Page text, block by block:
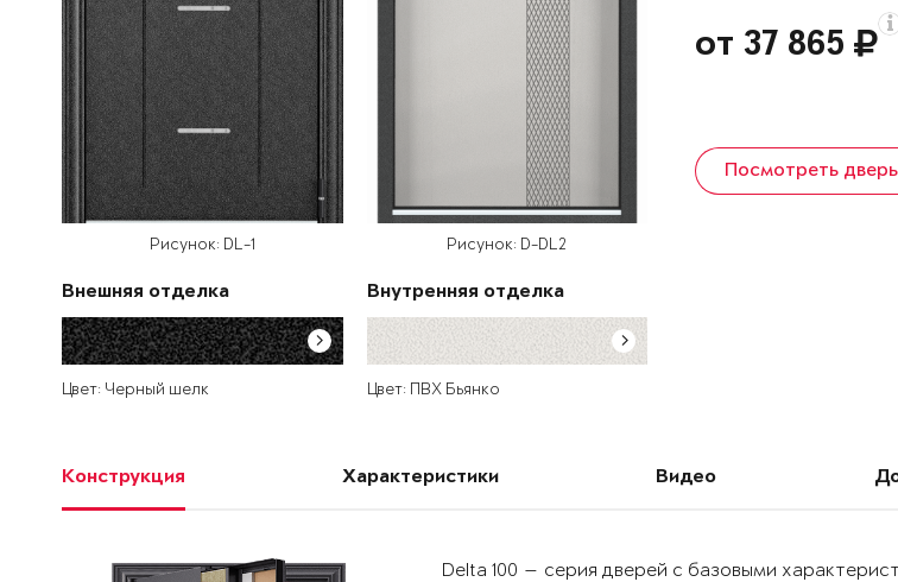
Рисунок: DL-1
Внешняя отделка
Цвет: Черный шелк
Рисунок: D-DL2
Внутренняя отделка
Цвет: ПВХ Бьянко
от 37 865
Посмотреть
Конструкция Характеристики Видео
Delta 100 — серия дверей с базовыми